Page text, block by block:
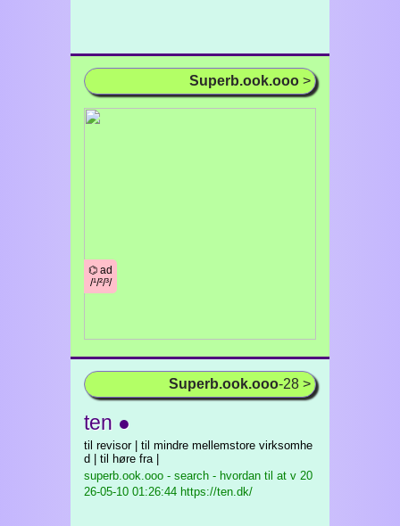
Superb.ook.ooo >
⌬ ad
/¹/²/³/
Superb.ook.ooo-28 >
ten ●
til revisor | til mindre mellemstore virksomhe
d | til høre fra |
superb.ook.ooo - search - hvordan til at v 20
26-05-10 01:26:44 https://ten.dk/